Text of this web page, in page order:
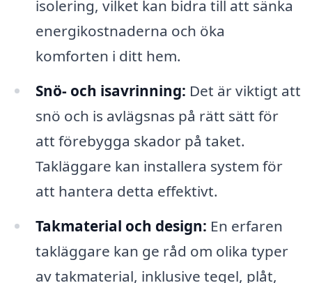
isolering, vilket kan bidra till att sänka
energikostnaderna och öka
komforten i ditt hem.
Snö- och isavrinning: Det är viktigt att
snö och is avlägsnas på rätt sätt för
att förebygga skador på taket.
Takläggare kan installera system för
att hantera detta effektivt.
Takmaterial och design: En erfaren
takläggare kan ge råd om olika typer
av takmaterial, inklusive tegel, plåt,